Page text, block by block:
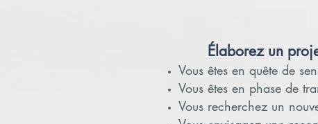
Élaborezun
Vous êtes en quête de
Vous êtes en phase de
Vous recherchez un